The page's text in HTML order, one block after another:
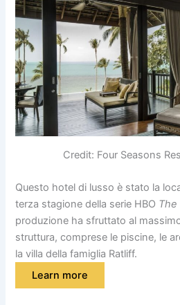
Credit: Four Seasons
Questo hotel di lusso è stato la
terza stagione della serie HBO The
produzione ha sfruttato al
struttura, comprese le piscine, le
la villa della famiglia Ratliff.
Learn more